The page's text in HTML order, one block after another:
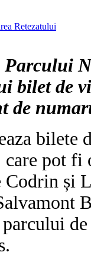
Retezatului
Parcului
bilet de
de
bilete
care pot fi
Codrin și